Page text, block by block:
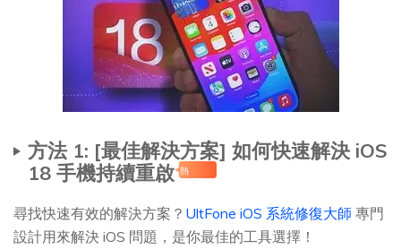
方法 1: [最佳解決方案] 如何快速解決 iOS
18 手機持續重啟 熱
尋找快速有效的解決方案？ UltFone iOS 系統修復大師 專門
設計用來解決 iOS 問題，是你最佳的工具選擇！